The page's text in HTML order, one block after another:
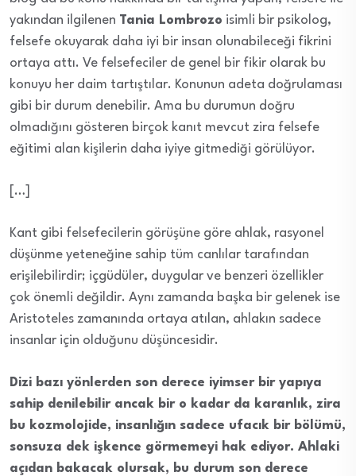
yakından ilgilenen Tania Lombrozo isimli bir psikolog,
felsefe okuyarak daha iyi bir insan olunabileceği fikrini
ortaya attı. Ve felsefeciler de genel bir fikir olarak bu
konuyu her daim tartıştılar. Konunun adeta doğrulaması
gibi bir durum denebilir. Ama bu durumun doğru
olmadığını gösteren birçok kanıt mevcut zira felsefe
eğitimi alan kişilerin daha iyiye gitmediği görülüyor.
[…]
Kant gibi felsefecilerin görüşüne göre ahlak, rasyonel
düşünme yeteneğine sahip tüm canlılar tarafından
erişilebilirdir; içgüdüler, duygular ve benzeri özellikler
çok önemli değildir. Aynı zamanda başka bir gelenek ise
Aristoteles zamanında ortaya atılan, ahlakın sadece
insanlar için olduğunu düşüncesidir.
Dizi bazı yönlerden son derece iyimser bir yapıya
sahip denilebilir ancak bir o kadar da karanlık, zira
bu kozmolojide, insanlığın sadece ufacık bir bölümü,
sonsuza dek işkence görmemeyi hak ediyor. Ahlaki
açıdan bakacak olursak, bu durum son derece